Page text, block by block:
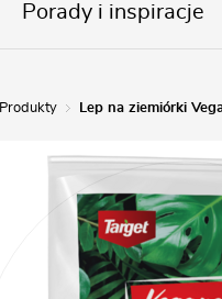
Porady i inspiracje
Produkty Lep na ziemiórki